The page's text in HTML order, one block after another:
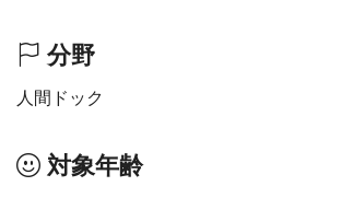
分野
人間ドック
対象年齢